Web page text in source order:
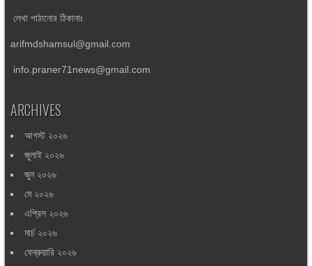
লেখা পাঠানোর ঠিকানাঃ
arifmdshamsul@gmail.com
info.praner71news@gmail.com
ARCHIVES
আগস্ট ২০২৬
জুলাই ২০২৬
জুন ২০২৬
মে ২০২৬
এপ্রিল ২০২৬
মার্চ ২০২৬
ফেব্রুয়ারি ২০২৬